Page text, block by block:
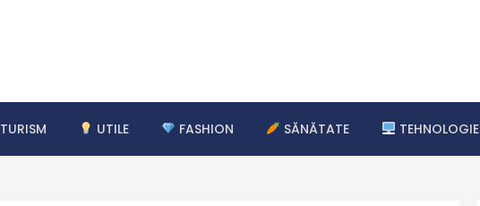
TURISM UTILE FASHION SĂNĂTATE TEHNOLOGIE